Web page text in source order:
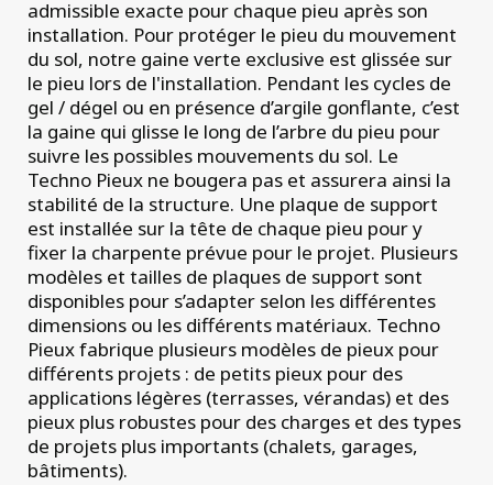
admissible exacte pour chaque pieu après son
installation. Pour protéger le pieu du mouvement
du sol, notre gaine verte exclusive est glissée sur
le pieu lors de l'installation. Pendant les cycles de
gel / dégel ou en présence d’argile gonflante, c’est
la gaine qui glisse le long de l’arbre du pieu pour
suivre les possibles mouvements du sol. Le
Techno Pieux ne bougera pas et assurera ainsi la
stabilité de la structure. Une plaque de support
est installée sur la tête de chaque pieu pour y
fixer la charpente prévue pour le projet. Plusieurs
modèles et tailles de plaques de support sont
disponibles pour s’adapter selon les différentes
dimensions ou les différents matériaux. Techno
Pieux fabrique plusieurs modèles de pieux pour
différents projets : de petits pieux pour des
applications légères (terrasses, vérandas) et des
pieux plus robustes pour des charges et des types
de projets plus importants (chalets, garages,
bâtiments).